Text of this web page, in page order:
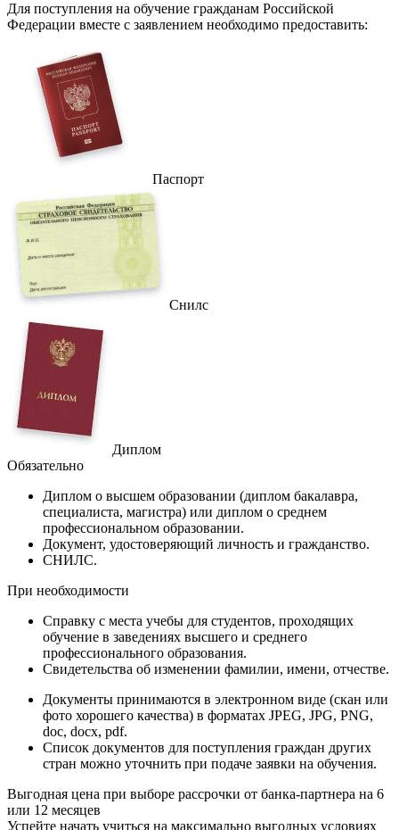
Для поступления на обучение гражданам Российской
Федерации вместе с заявлением необходимо предоставить:
Паспорт
Снилс
Диплом
Обязательно
Диплом о высшем образовании (диплом бакалавра,
специалиста, магистра) или диплом о среднем
профессиональном образовании.
Документ, удостоверяющий личность и гражданство.
СНИЛС.
При необходимости
Справку с места учебы для студентов, проходящих
обучение в заведениях высшего и среднего
профессионального образования.
Свидетельства об изменении фамилии, имени, отчестве.
Документы принимаются в электронном виде (скан или
фото хорошего качества) в форматах JPEG, JPG, PNG,
doc, docx, pdf.
Список документов для поступления граждан других
стран можно уточнить при подаче заявки на обучения.
Выгодная цена при выборе рассрочки от банка-партнера на 6
или 12 месяцев
Успейте начать учиться на максимально выгодных условиях